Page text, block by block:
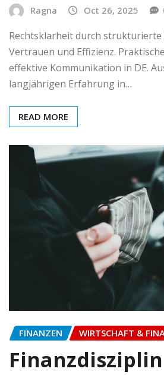
Ragna Oct 26, 2025
Rechtsklarheit durch
Vertrauen und Effizienz.
effektive Kommunikation in DE.
langjährigen Erfahrung in…
READ MORE
FINANZEN WIRTSCHAFT &